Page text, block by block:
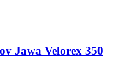
Jawa Velorex 350